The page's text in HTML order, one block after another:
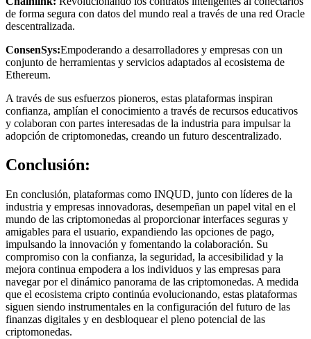
de forma segura con datos del mundo real a través de una red Oracle
descentralizada.
ConsenSys:Empoderando a desarrolladores y empresas con un
conjunto de herramientas y servicios adaptados al ecosistema de
Ethereum.
A través de sus esfuerzos pioneros, estas plataformas inspiran
confianza, amplían el conocimiento a través de recursos educativos
y colaboran con partes interesadas de la industria para impulsar la
adopción de criptomonedas, creando un futuro descentralizado.
Conclusión:
En conclusión, plataformas como INQUD, junto con líderes de la
industria y empresas innovadoras, desempeñan un papel vital en el
mundo de las criptomonedas al proporcionar interfaces seguras y
amigables para el usuario, expandiendo las opciones de pago,
impulsando la innovación y fomentando la colaboración. Su
compromiso con la confianza, la seguridad, la accesibilidad y la
mejora continua empodera a los individuos y las empresas para
navegar por el dinámico panorama de las criptomonedas. A medida
que el ecosistema cripto continúa evolucionando, estas plataformas
siguen siendo instrumentales en la configuración del futuro de las
finanzas digitales y en desbloquear el pleno potencial de las
criptomonedas.